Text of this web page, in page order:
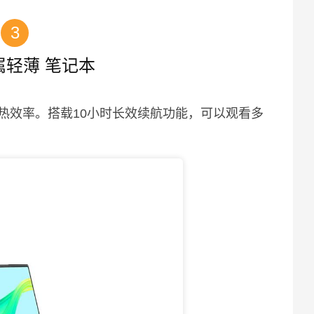
3
轻薄 笔记本
效率。搭载10小时长效续航功能，可以观看多